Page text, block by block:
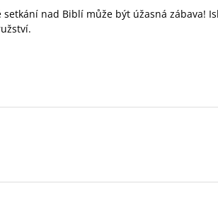
setkání nad Biblí může být úžasná zábava!